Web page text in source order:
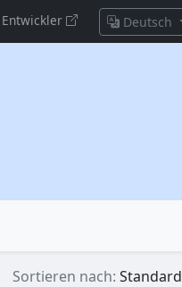
Entwickler Deutsch
Sortieren nach:Standard